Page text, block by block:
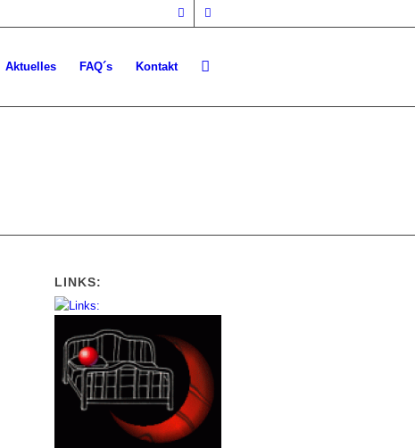
Aktuelles FAQ´s Kontakt
LINKS: